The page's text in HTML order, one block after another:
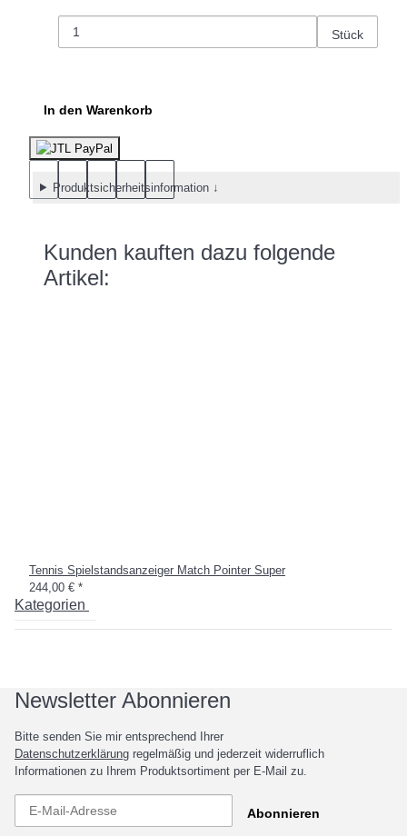
Stück
In den Warenkorb
Produktsicherheitsinformation ↓
Kunden kauften dazu folgende
Artikel:
Tennis Spielstandsanzeiger Match Pointer Super
244,00 € *
Kategorien
Newsletter Abonnieren
Bitte senden Sie mir entsprechend Ihrer
Datenschutzerklärung regelmäßig und jederzeit widerruflich
Informationen zu Ihrem Produktsortiment per E-Mail zu.
Abonnieren